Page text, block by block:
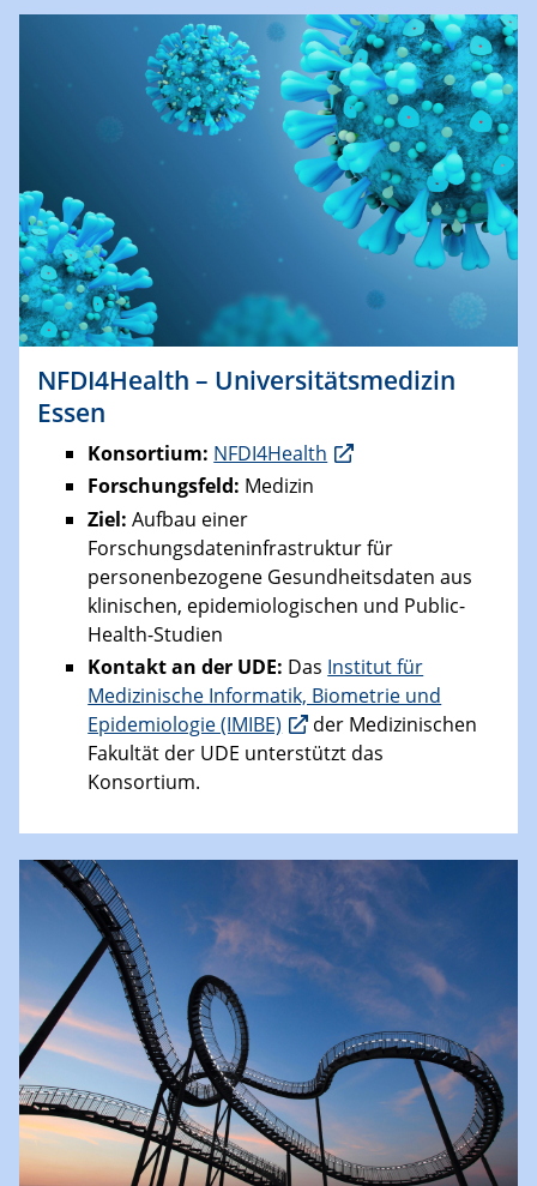
NFDI4Health – Universitätsmedizin
Essen
Konsortium: NFDI4Health
Forschungsfeld: Medizin
Ziel: Aufbau einer
Forschungsdateninfrastruktur für
personenbezogene Gesundheitsdaten aus
klinischen, epidemiologischen und Public-
Health-Studien
Kontakt an der UDE: Das Institut für
Medizinische Informatik, Biometrie und
Epidemiologie (IMIBE)
der Medizinischen
Fakultät der UDE unterstützt das
Konsortium.